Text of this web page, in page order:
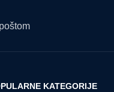
KATEGORIJE